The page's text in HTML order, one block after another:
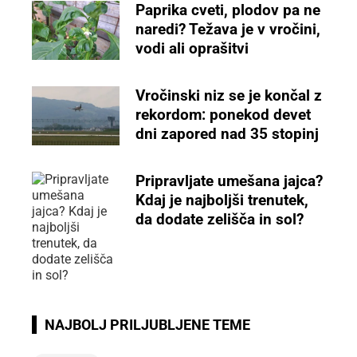
Paprika cveti, plodov pa ne
naredi? Težava je v vročini,
vodi ali oprašitvi
Vročinski niz se je končal z
rekordom: ponekod devet
dni zapored nad 35 stopinj
Pripravljate umešana jajca?
Kdaj je najboljši trenutek,
da dodate zelišča in sol?
NAJBOLJ PRILJUBLJENE TEME